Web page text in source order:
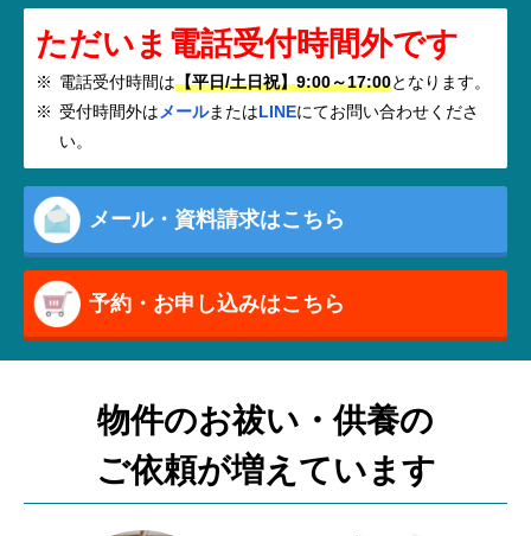
ただいま電話受付時間外です
電話受付時間は【平日/土日祝】9:00～17:00となります。
受付時間外はメールまたはLINEにてお問い合わせくださ
い。
メール・資料請求はこちら
予約・お申し込みはこちら
物件のお祓い・供養の
ご依頼が増えています